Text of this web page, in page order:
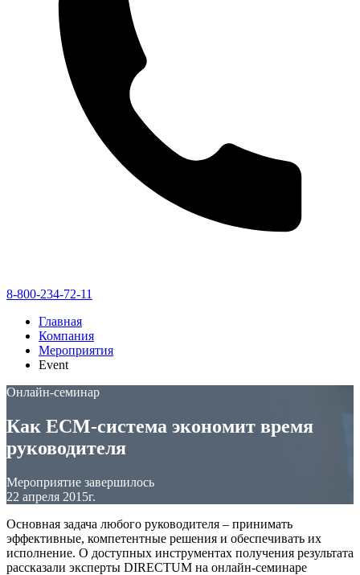
8-800-234-72-11
Главная
Компания
Мероприятия
Event
Онлайн-семинар
Как ECM-система экономит время
руководителя
Мероприятие завершилось
22 апреля 2015г.
Основная задача любого руководителя – принимать
эффективные, компетентные решения и обеспечивать их
исполнение. О доступных инструментах получения результата
рассказали эксперты DIRECTUM на онлайн-семинаре